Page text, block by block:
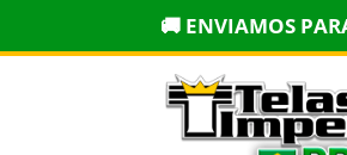
🚚 ENVIAMOS